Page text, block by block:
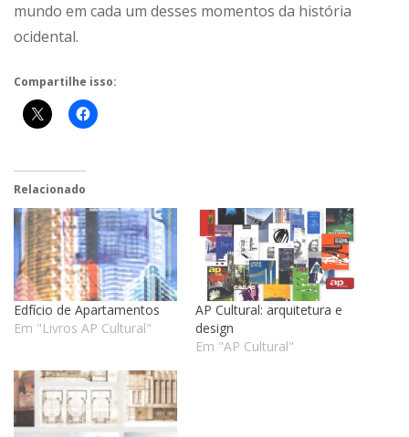
mundo em cada um desses momentos da história
ocidental.
Compartilhe isso:
Relacionado
Edfício de Apartamentos
Em "Livros AP Cultural"
AP Cultural: arquitetura e
design
Em "AP Cultural"